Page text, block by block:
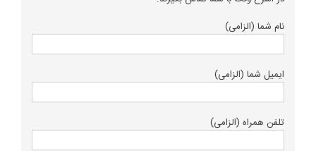
نام شما (الزامی)
ایمیل شما (الزامی)
تلفن همراه (الزامی)